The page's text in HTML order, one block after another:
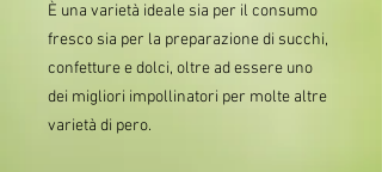
È una varietà ideale sia per il consumo
fresco sia per la preparazione di succhi,
confetture e dolci, oltre ad essere uno
dei migliori impollinatori per molte altre
varietà di pero.